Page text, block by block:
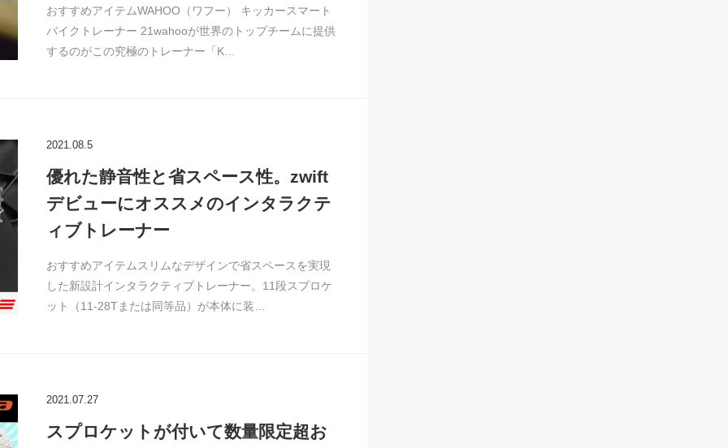
おすすめアイテムWAHOO（ワフー） キッカースマート
バイクトレーナー 21wahooが世界のトップチームに提供
するのがこの究極のトレーナー「K…
2021.08.5
優れた静音性と省スペース性。zwift
デビューにオススメのインタラクテ
ィブトレーナー
おすすめアイテムスリムなデザインで省スペースを実現
した新設計インタラクティブトレーナー。11段スプロケ
ット（11-28Tまたは同等品）が本体に装…
2021.07.27
スプロケットが付いて数量限定超お